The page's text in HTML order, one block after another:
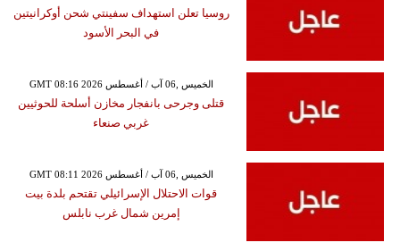
روسيا تعلن استهداف سفينتي شحن أوكرانيتين
في البحر الأسود
GMT 08:16 2026 الخميس ,06 آب / أغسطس
قتلى وجرحى بانفجار مخازن أسلحة للحوثيين
غربي صنعاء
GMT 08:11 2026 الخميس ,06 آب / أغسطس
قوات الاحتلال الإسرائيلي تقتحم بلدة بيت
إمرين شمال غرب نابلس